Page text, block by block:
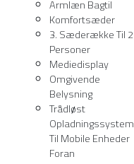
Armlæn Bagtil
Komfortsæder
3. Sæderække Til 2
Personer
Mediedisplay
Omgivende
Belysning
Trådløst
Opladningssystem
Til Mobile Enheder
Foran